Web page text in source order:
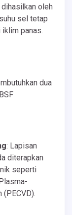
oleh
sel tetap
panas.
dua
: Lapisan
diterapkan
seperti